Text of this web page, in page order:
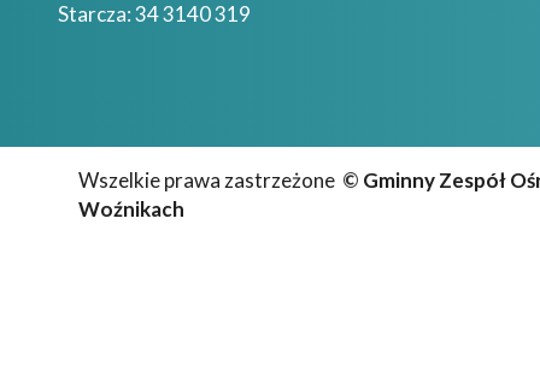
Starcza: 34 3140 319
Wszelkie prawa zastrzeżone © Gminny Zespół
Woźnikach